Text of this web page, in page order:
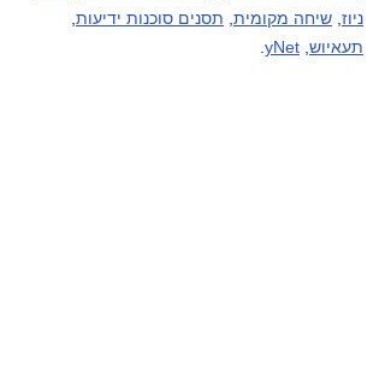
ניוז שיחה מקומית תסנים סוכנות ידיעות
תעאיוש yNet